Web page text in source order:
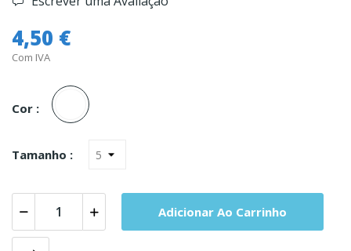
4,50 €
Com IVA
Cor :
Branco
Tamanho :
Adicionar Ao Carrinho